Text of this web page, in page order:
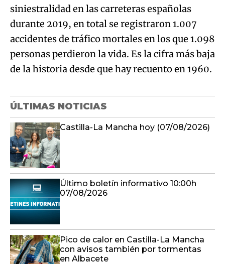
siniestralidad en las carreteras españolas
durante 2019, en total se registraron 1.007
accidentes de tráfico mortales en los que 1.098
personas perdieron la vida. Es la cifra más baja
de la historia desde que hay recuento en 1960.
ÚLTIMAS NOTICIAS
Castilla-La Mancha hoy (07/08/2026)
Último boletín informativo 10:00h
07/08/2026
Pico de calor en Castilla-La Mancha
con avisos también por tormentas
en Albacete